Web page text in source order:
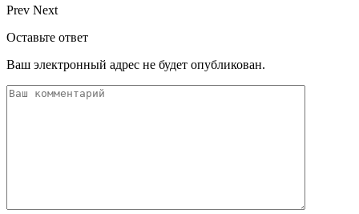
Prev Next
Оставьте ответ
Ваш электронный адрес не будет опубликован.